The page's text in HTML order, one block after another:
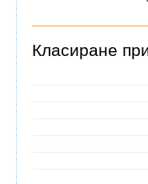
Класиране